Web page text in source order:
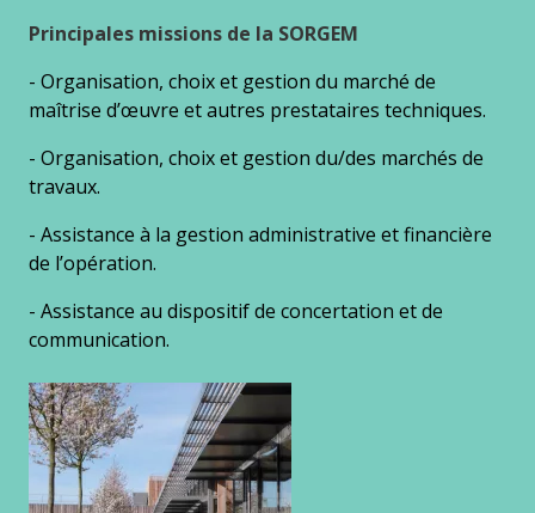
Principales missions de la SORGEM
- Organisation, choix et gestion du marché de
maîtrise d’œuvre et autres prestataires techniques.
- Organisation, choix et gestion du/des marchés de
travaux.
- Assistance à la gestion administrative et financière
de l’opération.
- Assistance au dispositif de concertation et de
communication.
Gallery
images